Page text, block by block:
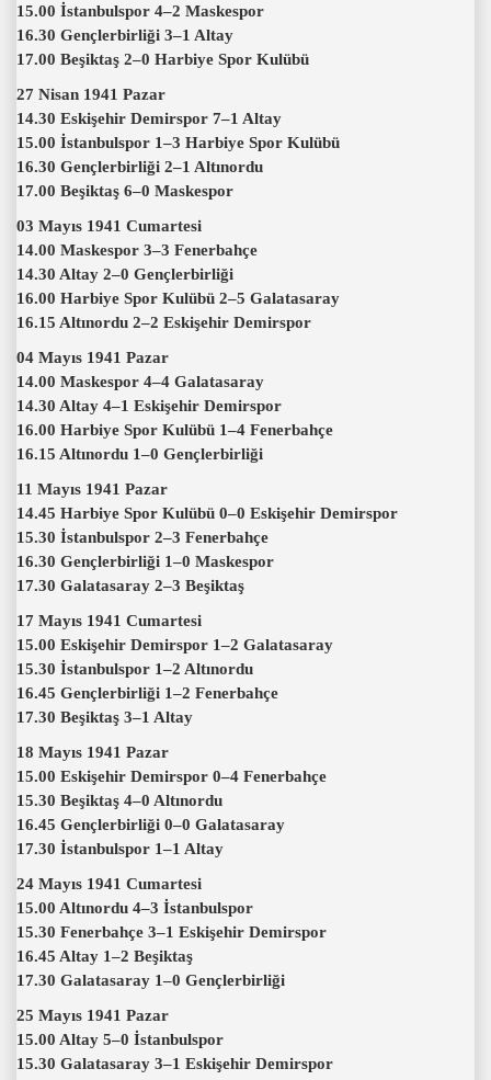
15.00 İstanbulspor 4–2 Maskespor
16.30 Gençlerbirliği 3–1 Altay
17.00 Beşiktaş 2–0 Harbiye Spor Kulübü
27 Nisan 1941 Pazar
14.30 Eskişehir Demirspor 7–1 Altay
15.00 İstanbulspor 1–3 Harbiye Spor Kulübü
16.30 Gençlerbirliği 2–1 Altınordu
17.00 Beşiktaş 6–0 Maskespor
03 Mayıs 1941 Cumartesi
14.00 Maskespor 3–3 Fenerbahçe
14.30 Altay 2–0 Gençlerbirliği
16.00 Harbiye Spor Kulübü 2–5 Galatasaray
16.15 Altınordu 2–2 Eskişehir Demirspor
04 Mayıs 1941 Pazar
14.00 Maskespor 4–4 Galatasaray
14.30 Altay 4–1 Eskişehir Demirspor
16.00 Harbiye Spor Kulübü 1–4 Fenerbahçe
16.15 Altınordu 1–0 Gençlerbirliği
11 Mayıs 1941 Pazar
14.45 Harbiye Spor Kulübü 0–0 Eskişehir Demirspor
15.30 İstanbulspor 2–3 Fenerbahçe
16.30 Gençlerbirliği 1–0 Maskespor
17.30 Galatasaray 2–3 Beşiktaş
17 Mayıs 1941 Cumartesi
15.00 Eskişehir Demirspor 1–2 Galatasaray
15.30 İstanbulspor 1–2 Altınordu
16.45 Gençlerbirliği 1–2 Fenerbahçe
17.30 Beşiktaş 3–1 Altay
18 Mayıs 1941 Pazar
15.00 Eskişehir Demirspor 0–4 Fenerbahçe
15.30 Beşiktaş 4–0 Altınordu
16.45 Gençlerbirliği 0–0 Galatasaray
17.30 İstanbulspor 1–1 Altay
24 Mayıs 1941 Cumartesi
15.00 Altınordu 4–3 İstanbulspor
15.30 Fenerbahçe 3–1 Eskişehir Demirspor
16.45 Altay 1–2 Beşiktaş
17.30 Galatasaray 1–0 Gençlerbirliği
25 Mayıs 1941 Pazar
15.00 Altay 5–0 İstanbulspor
15.30 Galatasaray 3–1 Eskişehir Demirspor